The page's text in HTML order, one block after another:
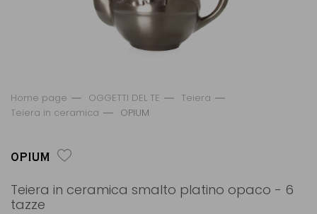
Home page OGGETTI DEL TE
Teiera
Teiera in ceramica
OPIUM
OPIUM
Teiera in ceramica smalto platino opaco - 6
tazze